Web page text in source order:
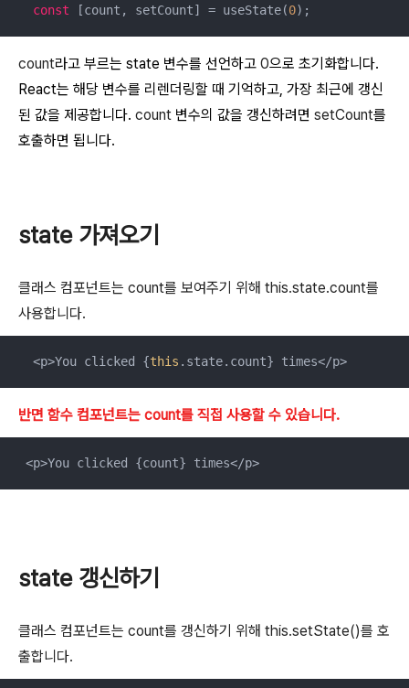
const [count, setCount] = useState(0);
count라고 부르는 state 변수를 선언하고 0으로 초기화합니다.
React는 해당 변수를 리렌더링할 때 기억하고, 가장 최근에 갱신
된 값을 제공합니다. count 변수의 값을 갱신하려면 setCount를
호출하면 됩니다.
state 가져오기
클래스 컴포넌트는 count를 보여주기 위해 this.state.count를
사용합니다.
  <p>You clicked {
this .state.count} times</p>
반면 함수 컴포넌트는 count를 직접 사용할 수 있습니다.
<p>You clicked {count} times</p>
state 갱신하기
클래스 컴포넌트는 count를 갱신하기 위해 this.setState()를 호
출합니다.